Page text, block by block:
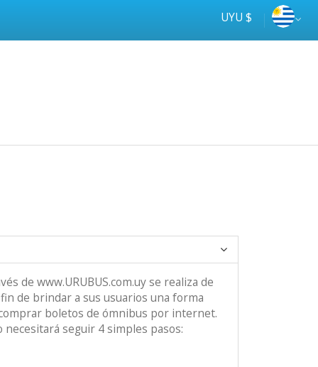
UYU $
de www.URUBUS.com.uy se realiza de
de brindar a sus usuarios una forma
boletos de ómnibus por internet.
necesitará seguir 4 simples pasos: